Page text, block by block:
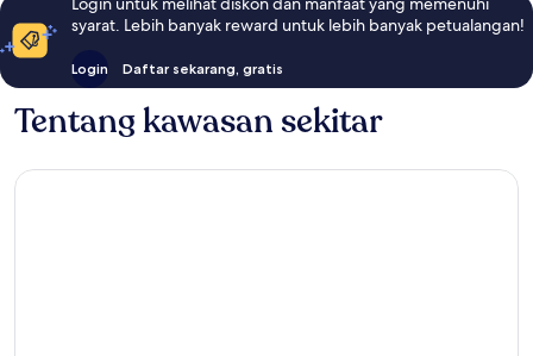
syarat. Lebih banyak reward untuk lebih banyak petualangan!
Login Daftar sekarang, gratis
Tentang kawasan sekitar